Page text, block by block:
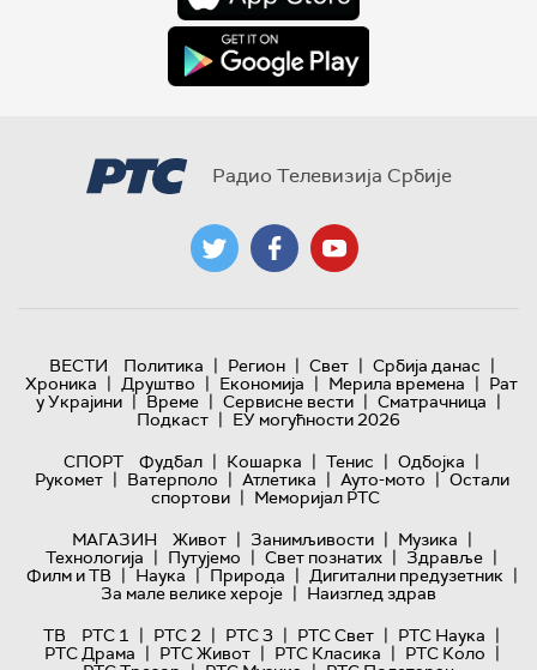
Радио Телевизија Србије
ВЕСТИ Политика | Регион | Свет | Србија данас |
Хроника | Друштво | Економија | Мерила времена | Рат
у Украјини | Време | Сервисне вести | Сматрачница |
Подкаст | ЕУ могућности 2026
СПОРТ
Фудбал | Кошарка | Тенис | Одбојка |
Рукомет | Ватерполо | Атлетика | Ауто-мото | Остали
спортови | Меморијал РТС
МАГАЗИН
Живот | Занимљивости | Музика |
Технологијa | Путујемо | Свет познатих | Здравље |
Филм и ТВ | Наука | Природа | Дигитални предузетник |
За мале велике хероје | Наизглед здрав
ТВ
РТС 1 | РТС 2 | РТС 3 | РТС Свет | РТС Наука |
РТС Драма | РТС Живот | РТС Класика | РТС Коло |